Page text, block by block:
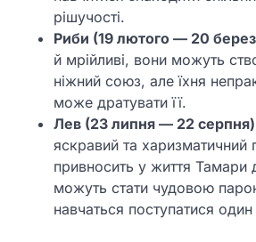
рішучості.
Риби (19 лютого — 20
й мрійливі, вони можуть
ніжний союз, але їхня
може дратувати її.
Лев (23 липня — 22 серпня)
яскравий та харизматичний
привносить у життя Тамари
можуть стати чудовою
навчаться поступатися